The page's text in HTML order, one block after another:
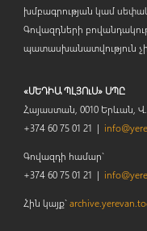
խմբագրության կամ
Գովազդների
պատասխանատվություն չի
«ՄԵԴԻԱ ՊԼՅՈւՍ» ՍՊԸ
Հայաստան, 0010 Երևան,
+374 60 75 01 21 |
Գովազդի համար`
+374 60 75 01 21 |
Հին կայք`